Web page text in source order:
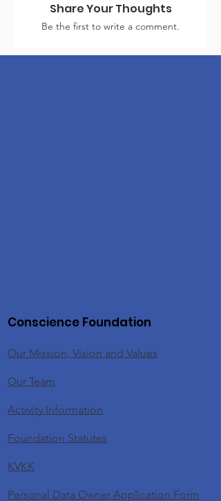
Share Your Thoughts
Be the first to write a comment.
Conscience Foundation
Our Mission, Vision and Values
Our Team
Activity Information
Foundation Statutes
KVKK
Personal Data Owner Application Form